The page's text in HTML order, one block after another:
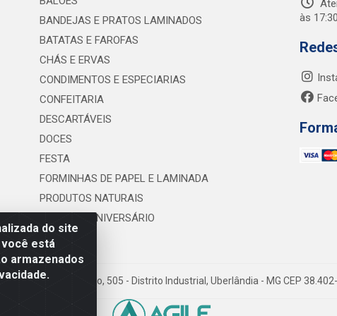
do site
você está
armazenados
BANDEJAS E PRATOS LAMINADOS
BATATAS E FAROFAS
CHÁS E ERVAS
CONDIMENTOS E ESPECIARIAS
CONFEITARIA
DESCARTÁVEIS
DOCES
FESTA
FORMINHAS DE PAPEL E LAMINADA
PRODUTOS NATURAIS
VELAS DE ANIVERSÁRIO
às 17:30
Anterino Mariano, 505 - Distrito Industrial, Uberlândia - MG CEP